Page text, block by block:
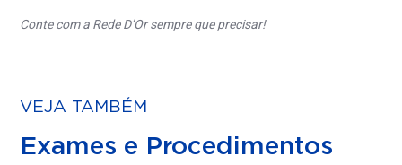
Conte com a Rede D’Or sempre que precisar!
VEJA TAMBÉM
Exames e Procedimentos